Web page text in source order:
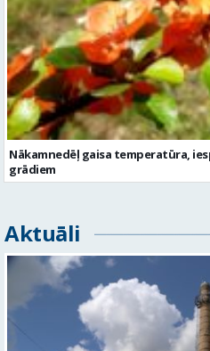
Nākamnedēļ gaisa temperatūra,
grādiem
Aktuāli